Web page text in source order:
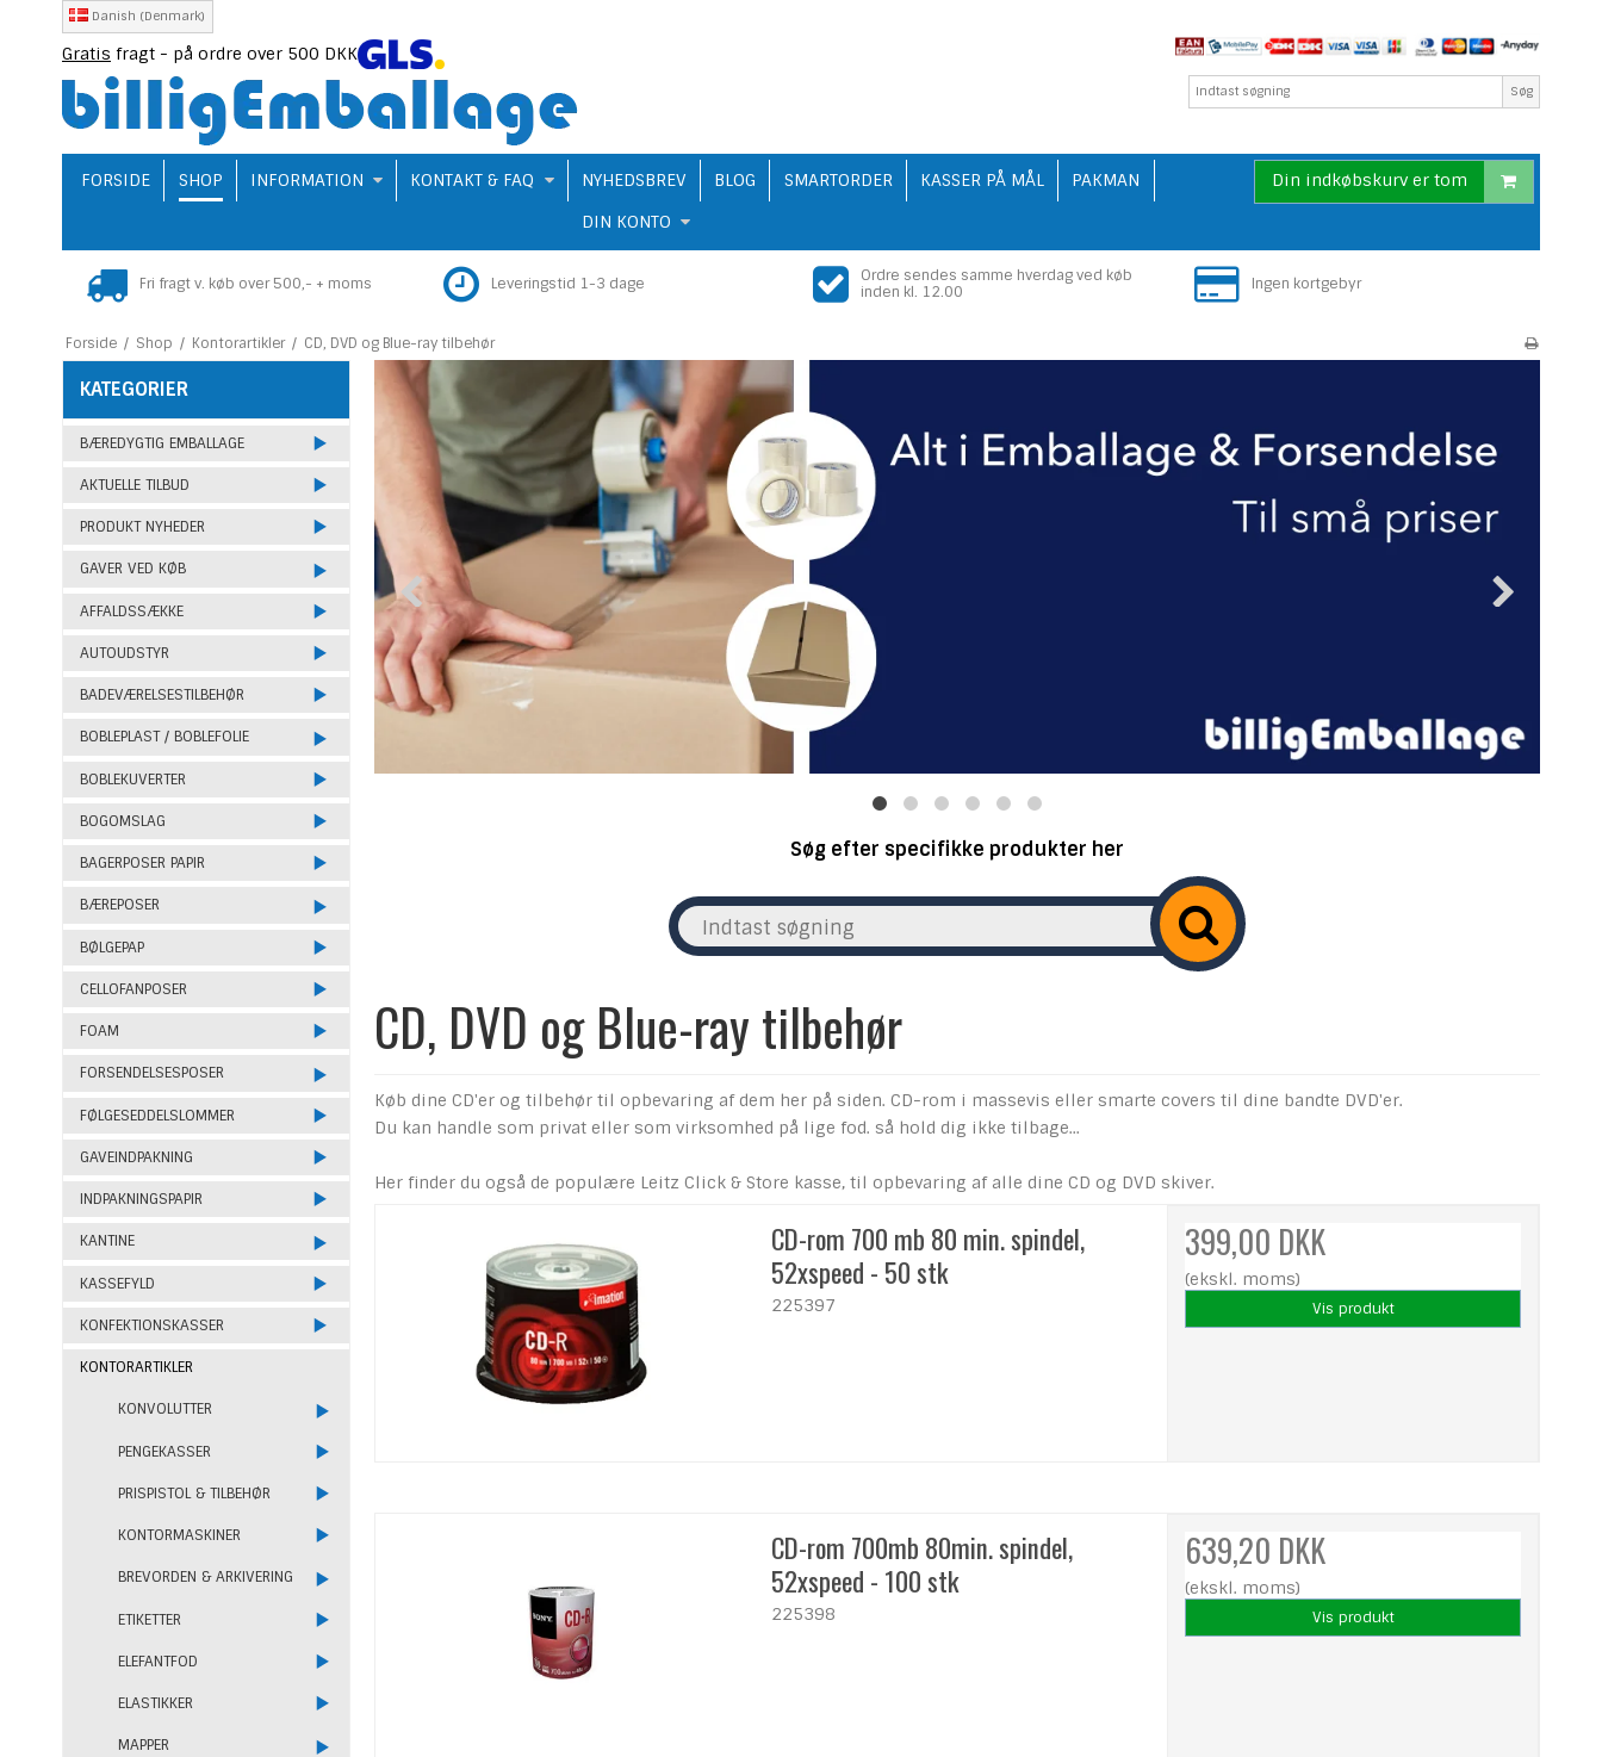
Danish (Denmark)
Gratis fragt - på ordre over 500 DKK
Søg
FORSIDE SHOP INFORMATION KONTAKT & FAQ NYHEDSBREV BLOG SMARTORDER KASSER PÅ MÅL
PAKMAN
DIN KONTO
Din indkøbskurv er tom
Fri fragt v. køb over 500,- + moms Leveringstid 1-3 dage
Ordre sendes samme hverdag ved køb
inden kl. 12.00
Ingen kortgebyr
Forside / Shop / Kontorartikler / CD, DVD og Blue-ray tilbehør
KATEGORIER
BÆREDYGTIG EMBALLAGE
AKTUELLE TILBUD
PRODUKT NYHEDER
GAVER VED KØB
AFFALDSSÆKKE
AUTOUDSTYR
BADEVÆRELSESTILBEHØR
BOBLEPLAST / BOBLEFOLIE
BOBLEKUVERTER
BOGOMSLAG
BAGERPOSER PAPIR
BÆREPOSER
BØLGEPAP
CELLOFANPOSER
FOAM
FORSENDELSESPOSER
FØLGESEDDELSLOMMER
GAVEINDPAKNING
INDPAKNINGSPAPIR
KANTINE
KASSEFYLD
KONFEKTIONSKASSER
KONTORARTIKLER
KONVOLUTTER
PENGEKASSER
PRISPISTOL & TILBEHØR
KONTORMASKINER
BREVORDEN & ARKIVERING
ETIKETTER
ELEFANTFOD
ELASTIKKER
MAPPER
Søg efter specifikke produkter her
CD, DVD og Blue-ray tilbehør
Køb dine CD'er og tilbehør til opbevaring af dem her på siden. CD-rom i massevis eller smarte covers til dine bandte DVD'er.
Du kan handle som privat eller som virksomhed på lige fod. så hold dig ikke tilbage...
Her finder du også de populære Leitz Click & Store kasse, til opbevaring af alle dine CD og DVD skiver.
CD-rom 700 mb 80 min. spindel,
52xspeed - 50 stk
225397
399,00 DKK
(ekskl. moms)
Vis produkt
CD-rom 700mb 80min. spindel,
52xspeed - 100 stk
225398
639,20 DKK
(ekskl. moms)
Vis produkt